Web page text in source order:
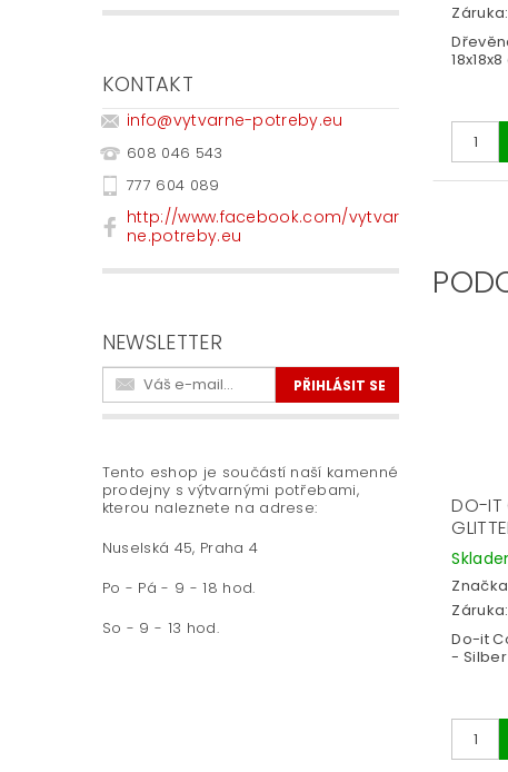
KONTAKT
info@vytvarne-potreby.eu
608 046 543
777 604 089
http://www.facebook.com/vytvar
ne.potreby.eu
NEWSLETTER
Tento eshop je součástí naší kamenné
prodejny s výtvarnými potřebami,
kterou naleznete na adrese:
Nuselská 45, Praha 4
Po - Pá - 9 - 18 hod.
So - 9 - 13 hod.
DO-IT
Do-it
-